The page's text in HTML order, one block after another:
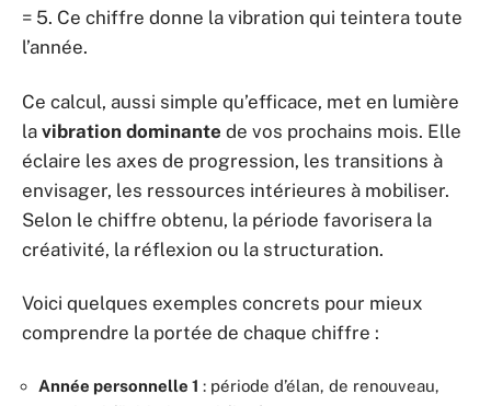
= 5. Ce chiffre donne la vibration qui teintera toute
l’année.
Ce calcul, aussi simple qu’efficace, met en lumière
la vibration dominante de vos prochains mois. Elle
éclaire les axes de progression, les transitions à
envisager, les ressources intérieures à mobiliser.
Selon le chiffre obtenu, la période favorisera la
créativité, la réflexion ou la structuration.
Voici quelques exemples concrets pour mieux
comprendre la portée de chaque chiffre :
Année personnelle 1 : période d’élan, de renouveau,